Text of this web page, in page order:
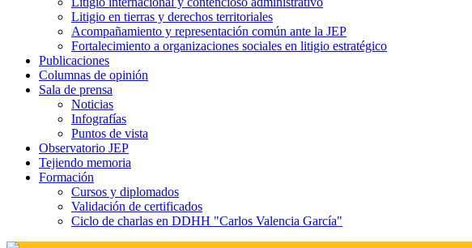
Litigio en tierras y derechos territoriales
Acompañamiento y representación común ante la JEP
Fortalecimiento a organizaciones sociales en litigio estratégico
Publicaciones
Columnas de opinión
Sala de prensa
Noticias
Infografías
Puntos de vista
Observatorio JEP
Tejiendo memoria
Formación
Cursos y diplomados
Validación de certificados
Ciclo de charlas en DDHH "Carlos Valencia García"